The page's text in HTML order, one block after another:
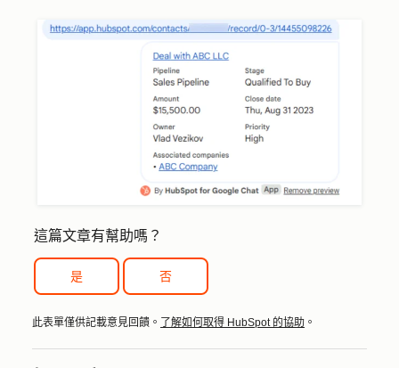
這篇文章有幫助嗎？
是 否
此表單僅供記載意見回饋。 了解如何取得 HubSpot 的協助 。